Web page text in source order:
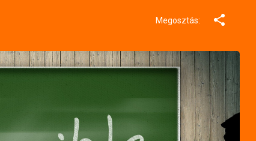
Megosztás: